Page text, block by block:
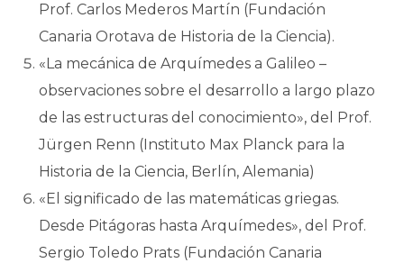
Prof. Carlos Mederos Martín (Fundación
Canaria Orotava de Historia de la Ciencia).
«La mecánica de Arquímedes a Galileo –
observaciones sobre el desarrollo a largo plazo
de las estructuras del conocimiento», del Prof.
Jürgen Renn (Instituto Max Planck para la
Historia de la Ciencia, Berlín, Alemania)
«El significado de las matemáticas griegas.
Desde Pitágoras hasta Arquímedes», del Prof.
Sergio Toledo Prats (Fundación Canaria